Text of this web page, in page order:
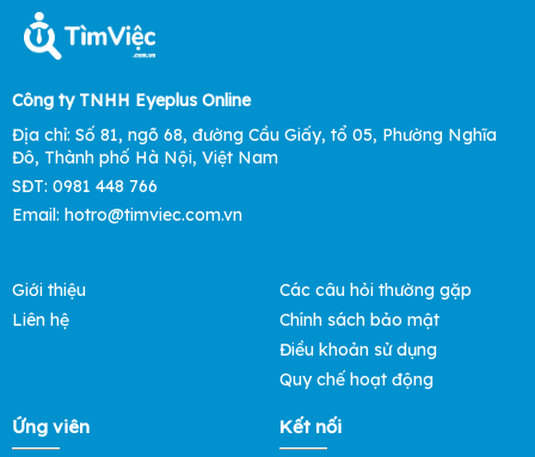
Công ty TNHH Eyeplus Online
Địa chỉ: Số 81, ngõ 68, đường Cầu Giấy, tổ 05, Phường Nghĩa
Đô, Thành phố Hà Nội, Việt Nam
SĐT: 0981 448 766
Email: hotro@timviec.com.vn
Giới thiệu
Liên hệ
Các câu hỏi thường gặp
Chính sách bảo mật
Điều khoản sử dụng
Quy chế hoạt động
Ứng viên Kết nối